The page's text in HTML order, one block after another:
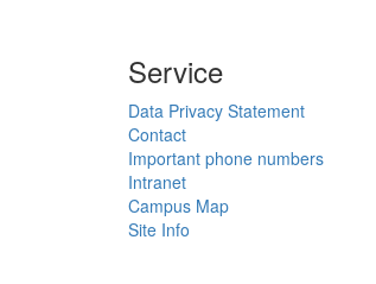
Service
Data Privacy Statement
Contact
Important phone numbers
Intranet
Campus Map
Site Info